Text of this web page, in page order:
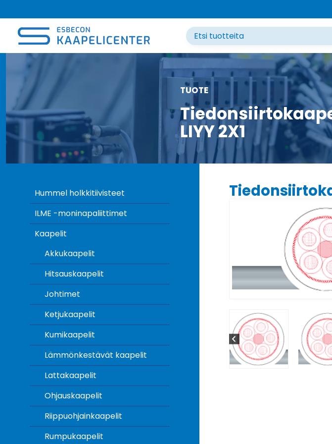
sisältöön
TUOTE
LIYY 2X1
Hummel holkkitiivisteet
ILME -moninapaliittimet
Kaapelit
Akkukaapelit
Hitsauskaapelit
Johtimet
Ketjukaapelit
Kumikaapelit
Lämmönkestävät kaapelit
Lattakaapelit
Ohjauskaapelit
Riippuohjainkaapelit
Rumpukaapelit